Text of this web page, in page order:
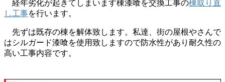
経年劣化が起きてしまいます棟漆喰を交換工事の棟取り直
し工事を行います。
先ずは既存の棟を解体致します。私達、街の屋根やさんで
はシルガード漆喰を使用致しますので防水性があり耐久性の
高い工事内容です。